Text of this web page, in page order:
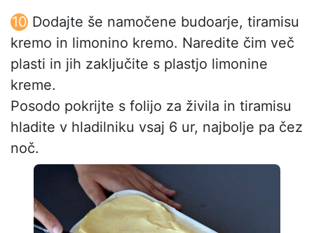
Dodajte še namočene budoarje, tiramisu
kremo in limonino kremo. Naredite čim več
plasti in jih zaključite s plastjo limonine
kreme.
Posodo pokrijte s folijo za živila in tiramisu
hladite v hladilniku vsaj 6 ur, najbolje pa čez
noč.